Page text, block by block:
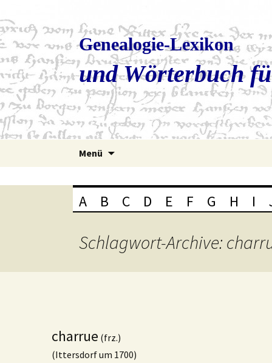
Genealogie-Lexikon
und Wörterbuch
Menü
A B C D E F G H I
Schlagwort-Archive:
charrue (frz.)
(Ittersdorf um 1700)